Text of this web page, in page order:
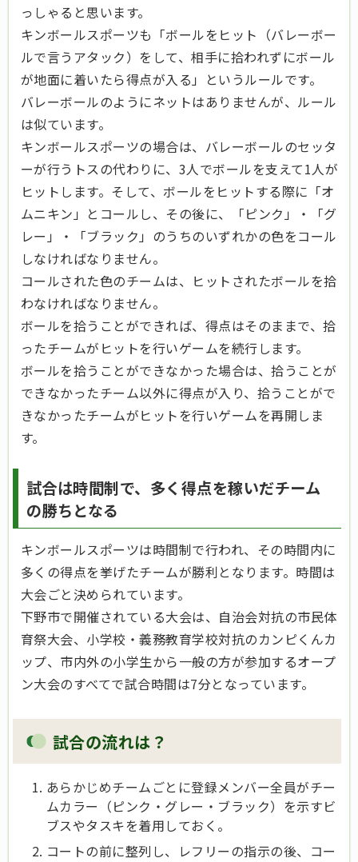
っしゃると思います。
キンボールスポーツも「ボールをヒット（バレーボー
ルで言うアタック）をして、相手に拾われずにボール
が地面に着いたら得点が入る」というルールです。
バレーボールのようにネットはありませんが、ルール
は似ています。
キンボールスポーツの場合は、バレーボールのセッタ
ーが行うトスの代わりに、3人でボールを支えて1人が
ヒットします。そして、ボールをヒットする際に「オ
ムニキン」とコールし、その後に、「ピンク」・「グ
レー」・「ブラック」のうちのいずれかの色をコール
しなければなりません。
コールされた色のチームは、ヒットされたボールを拾
わなければなりません。
ボールを拾うことができれば、得点はそのままで、拾
ったチームがヒットを行いゲームを続行します。
ボールを拾うことができなかった場合は、拾うことが
できなかったチーム以外に得点が入り、拾うことがで
きなかったチームがヒットを行いゲームを再開しま
す。
試合は時間制で、多く得点を稼いだチーム
の勝ちとなる
キンボールスポーツは時間制で行われ、その時間内に
多くの得点を挙げたチームが勝利となります。時間は
大会ごと決められています。
下野市で開催されている大会は、自治会対抗の市民体
育祭大会、小学校・義務教育学校対抗のカンピくんカ
ップ、市内外の小学生から一般の方が参加するオープ
ン大会のすべてで試合時間は7分となっています。
試合の流れは？
あらかじめチームごとに登録メンバー全員がチー
ムカラー（ピンク・グレー・ブラック）を示すビ
ブスやタスキを着用しておく。
コートの前に整列し、レフリーの指示の後、コー